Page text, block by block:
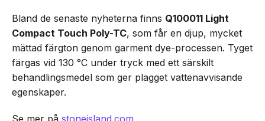
Bland de senaste nyheterna finns Q100011 Light
Compact Touch Poly-TC, som får en djup, mycket
mättad färgton genom garment dye-processen. Tyget
färgas vid 130 °C under tryck med ett särskilt
behandlingsmedel som ger plagget vattenavvisande
egenskaper.
Se mer på stoneisland.com